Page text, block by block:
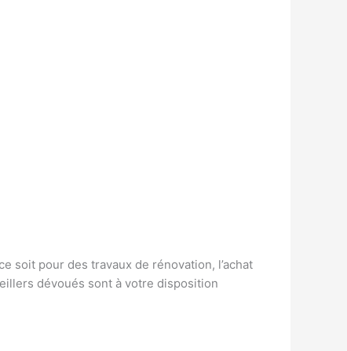
soit pour des travaux de rénovation, l’achat
dévoués sont à votre disposition